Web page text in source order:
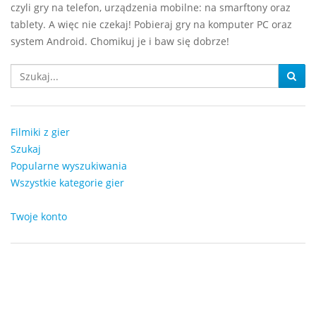
czyli gry na telefon, urządzenia mobilne: na smarftony oraz
tablety. A więc nie czekaj! Pobieraj gry na komputer PC oraz
system Android. Chomikuj je i baw się dobrze!
Filmiki z gier
Szukaj
Popularne wyszukiwania
Wszystkie kategorie gier
Twoje konto